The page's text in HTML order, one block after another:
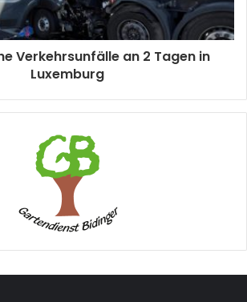
Verkehrsunfälle an 2 Tagen in
Luxemburg